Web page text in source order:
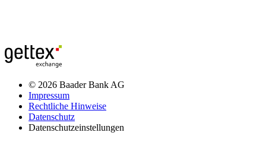
© 2026 Baader Bank AG
Impressum
Rechtliche Hinweise
Datenschutz
Datenschutzeinstellungen